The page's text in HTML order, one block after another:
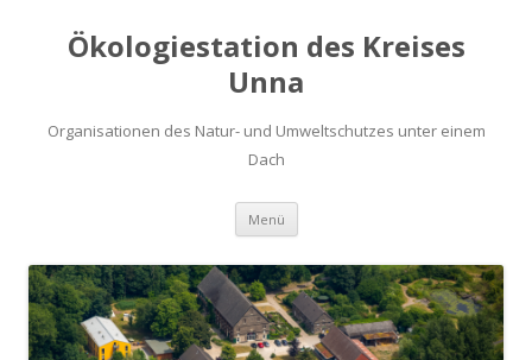
Ökologiestation des Kreises
Unna
Organisationen des Natur- und Umweltschutzes unter einem
Dach
Menü Zum
springen